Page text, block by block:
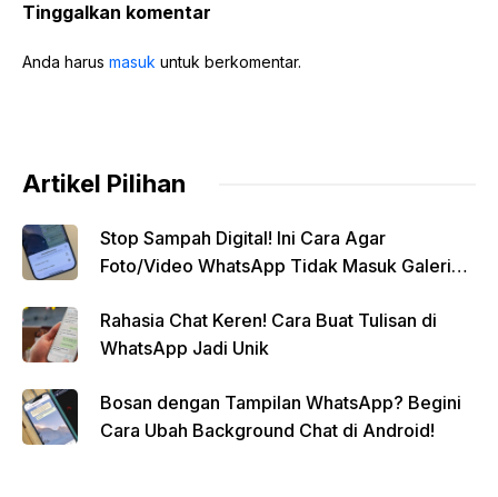
Tinggalkan komentar
Anda harus masuk untuk berkomentar.
Artikel Pilihan
Stop Sampah Digital! Ini Cara Agar
Foto/Video WhatsApp Tidak Masuk Galeri
Rahasia Chat Keren! Cara Buat Tulisan di
WhatsApp Jadi Unik
Bosan dengan Tampilan WhatsApp? Begini
Cara Ubah Background Chat di Android!